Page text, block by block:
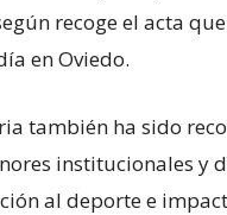
recoge el acta
en Oviedo.
también ha sido
institucionales y
al deporte e